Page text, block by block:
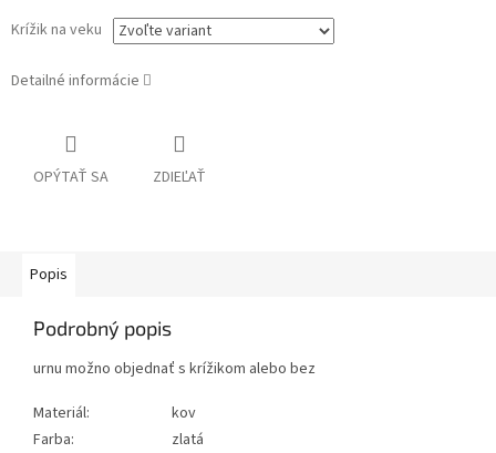
Krížik na veku
Detailné informácie
OPÝTAŤ SA ZDIEĽAŤ
Popis
Podrobný popis
urnu možno objednať s krížikom alebo bez
Materiál:
kov
Farba:
zlatá